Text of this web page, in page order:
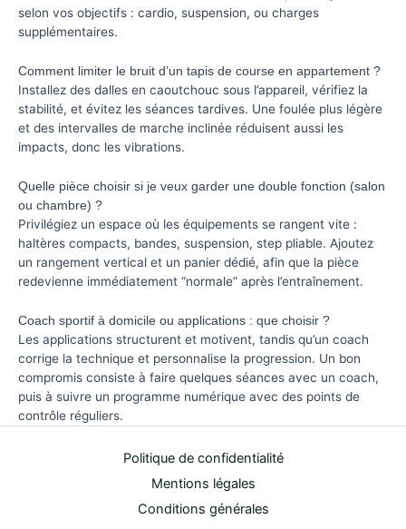
selon vos objectifs : cardio, suspension, ou charges
supplémentaires.
Comment limiter le bruit d’un tapis de course en appartement ?
Installez des dalles en caoutchouc sous l’appareil, vérifiez la
stabilité, et évitez les séances tardives. Une foulée plus légère
et des intervalles de marche inclinée réduisent aussi les
impacts, donc les vibrations.
Quelle pièce choisir si je veux garder une double fonction (salon
ou chambre) ?
Privilégiez un espace où les équipements se rangent vite :
haltères compacts, bandes, suspension, step pliable. Ajoutez
un rangement vertical et un panier dédié, afin que la pièce
redevienne immédiatement “normale” après l’entraînement.
Coach sportif à domicile ou applications : que choisir ?
Les applications structurent et motivent, tandis qu’un coach
corrige la technique et personnalise la progression. Un bon
compromis consiste à faire quelques séances avec un coach,
puis à suivre un programme numérique avec des points de
contrôle réguliers.
Politique de confidentialité
Mentions légales
Conditions générales